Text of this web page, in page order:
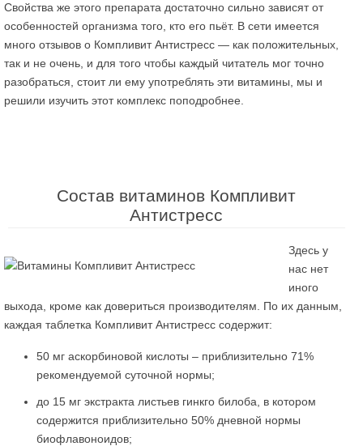
Свойства же этого препарата достаточно сильно зависят от
особенностей организма того, кто его пьёт. В сети имеется
много отзывов о Компливит Антистресс — как положительных,
так и не очень, и для того чтобы каждый читатель мог точно
разобраться, стоит ли ему употреблять эти витамины, мы и
решили изучить этот комплекс поподробнее.
Состав витаминов Компливит
Антистресс
Здесь у
нас нет
иного
выхода, кроме как довериться производителям. По их данным,
каждая таблетка Компливит Антистресс содержит:
50 мг аскорбиновой кислоты – приблизительно 71%
рекомендуемой суточной нормы;
до 15 мг экстракта листьев гинкго билоба, в котором
содержится приблизительно 50% дневной нормы
биофлавоноидов;